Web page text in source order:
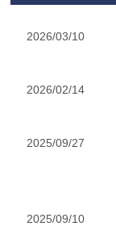
2026/03/10
2026/02/14
2025/09/27
2025/09/10